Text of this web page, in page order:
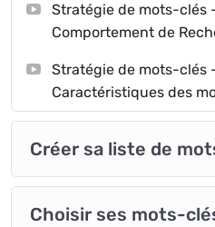
Stratégie de mots-clés
Comportement de
Stratégie de mots-clés
Caractéristiques des
Créer sa liste de
Choisir ses mots-